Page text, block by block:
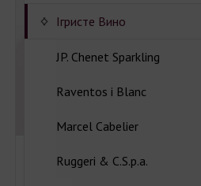
Champagne Drappier
Сhampagne Drappier
Champagne series
Nature
Iгристе Вино
JP. Chenet Sparkling
Wine series JP. Chenet
Ice Edition
Raventos i Blanc
Wine series Raventos i
Marcel Cabelier
Marcel Cabelier
Ruggeri & C.S.p.a.